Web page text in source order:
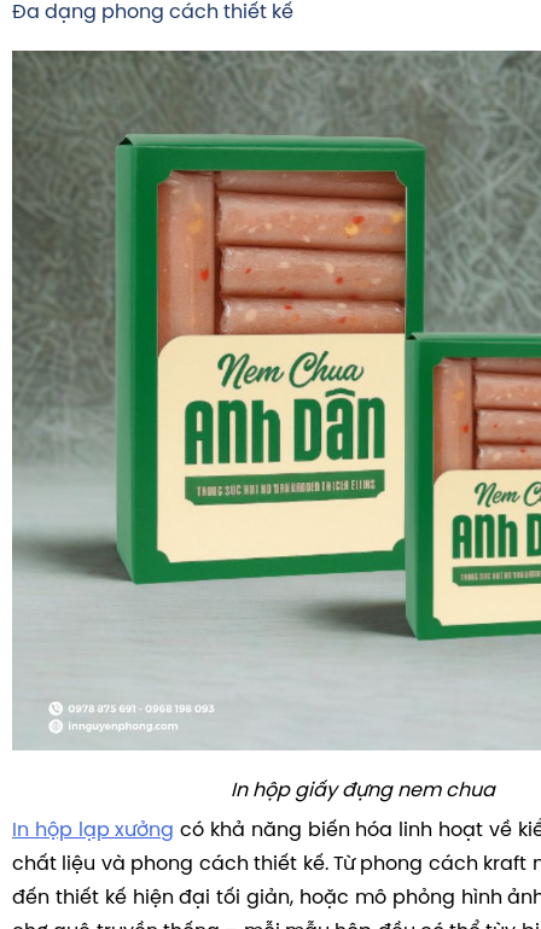
Đa dạng phong cách thiết kế
In hộp giấy đựng nem chua
In hộp lạp xưởng có khả năng biến hóa linh hoạt về
chất liệu và phong cách thiết kế. Từ phong cách kraft
đến thiết kế hiện đại tối giản, hoặc mô phỏng hình